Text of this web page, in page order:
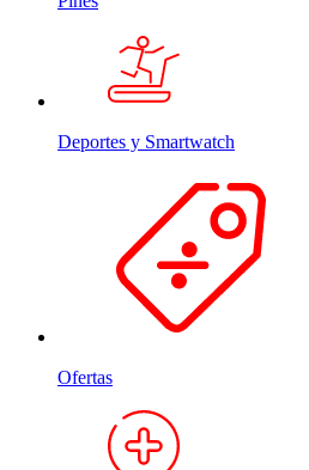
Deportes y Smartwatch
Ofertas